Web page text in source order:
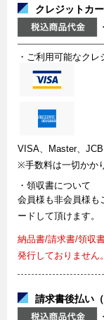
クレジットカ
・ご利用可能なクレ
VISA、Master、
※手数料は一切かか
・領収書について
会員様も非会員様も
ードして頂けます。
納品書/請求書/領収
発行しておりません
請求書後払い（